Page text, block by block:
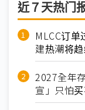
近７天热门
MLCC订
建热潮将
2027全年
宣」只怕